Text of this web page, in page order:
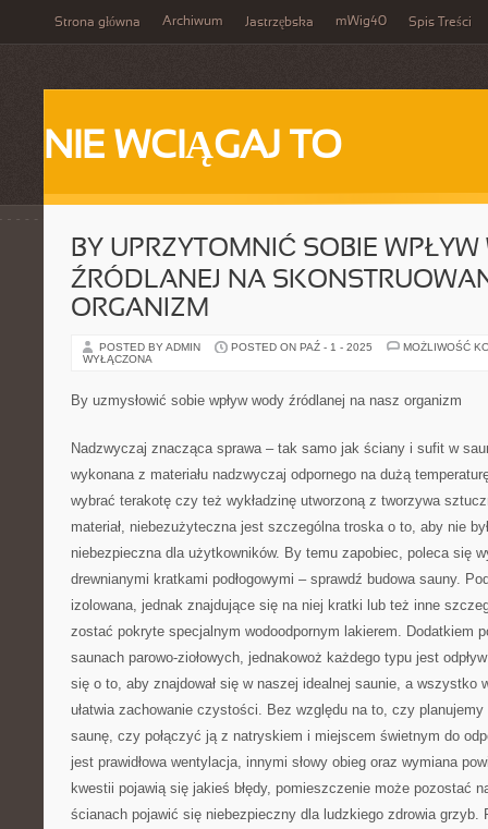
Strona główna Archiwum Jastrzębska mWig40 Spis Treści
NIE WCIĄGAJ TO
BY UPRZYTOMNIĆ SOBIE WPŁYW
ŹRÓDLANEJ NA
ORGANIZM
POSTED BY ADMIN POSTED ON PAŹ - 1 - 2025
MOŻLIWOŚĆ
WYŁĄCZONA
By uzmysłowić sobie wpływ wody źródlanej na nasz organizm
Nadzwyczaj znacząca sprawa – tak samo jak ściany i sufit w
wykonana z materiału nadzwyczaj odpornego na dużą
wybrać terakotę czy też wykładzinę utworzoną z tworzywa
materiał, niebezużyteczna jest szczególna troska o to, aby nie
niebezpieczna dla użytkowników. By temu zapobiec, poleca się
drewnianymi kratkami podłogowymi – sprawdź budowa sauny.
izolowana, jednak znajdujące się na niej kratki lub też inne
zostać pokryte specjalnym wodoodpornym lakierem. Dodatkiem
saunach parowo-ziołowych, jednakowoż każdego typu jest
się o to, aby znajdował się w naszej idealnej saunie, a wszystko
ułatwia zachowanie czystości. Bez względu na to, czy
saunę, czy połączyć ją z natryskiem i miejscem świetnym do
jest prawidłowa wentylacja, innymi słowy obieg oraz wymiana
kwestii pojawią się jakieś błędy, pomieszczenie może pozostać
ścianach pojawić się niebezpieczny dla ludzkiego zdrowia grzyb.